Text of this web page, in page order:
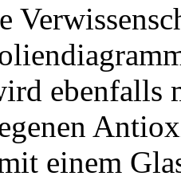
ebenfalls
einem